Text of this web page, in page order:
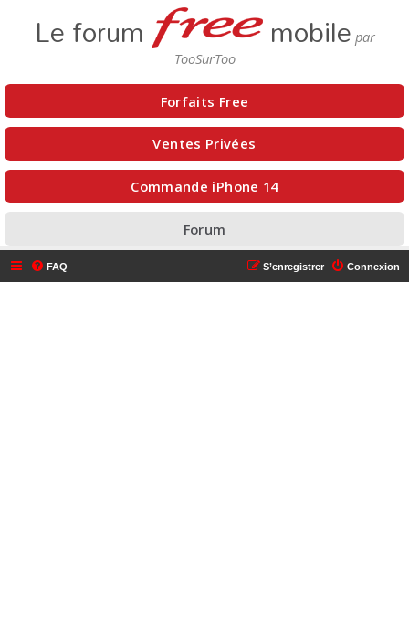
Le forum mobile
Forfaits Free
Ventes Privées
Commande iPhone 14
Forum
FAQ Connexion
S’enregistrer